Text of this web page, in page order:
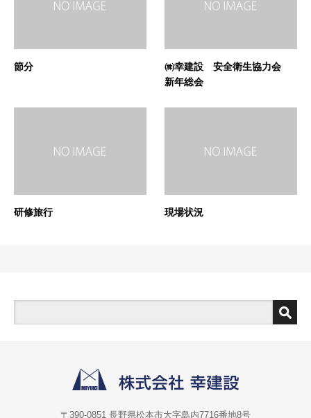
節分
㈱幸建設 安全衛生協力会
新年総会
研修旅行 現場状況
〒390-0851 長野県松本市大字島内7716番地8号